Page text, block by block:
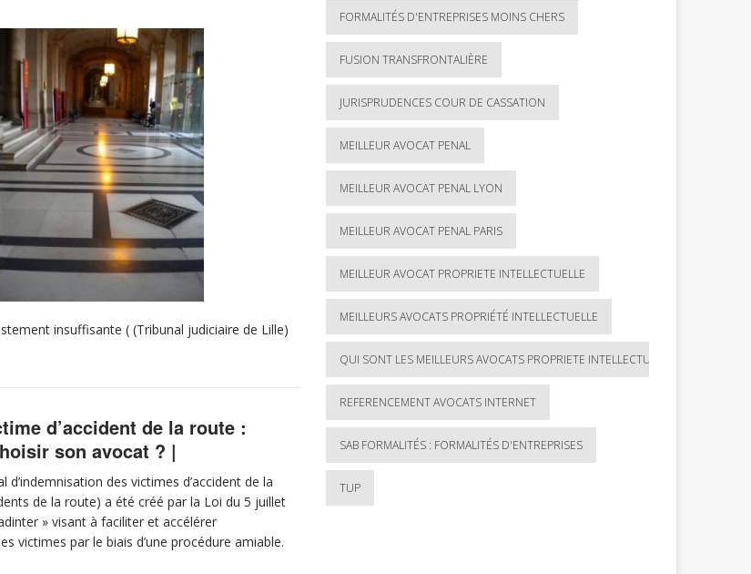
insuffisante ( (Tribunal judiciaire de Lille)
d’accident de la route :
son avocat ? |
d’indemnisation des victimes d’accident de la
de la route) a été créé par la Loi du 5 juillet
» visant à faciliter et accélérer
victimes par le biais d’une procédure amiable.
FORMALITÉS D'ENTREPRISES MOINS CHERS
FUSION TRANSFRONTALIÈRE
JURISPRUDENCES COUR DE CASSATION
MEILLEUR AVOCAT PENAL
MEILLEUR AVOCAT PENAL LYON
MEILLEUR AVOCAT PENAL PARIS
MEILLEUR AVOCAT PROPRIETE INTELLECTUELLE
MEILLEURS AVOCATS PROPRIÉTÉ INTELLECTUELLE
QUI SONT LES MEILLEURS AVOCATS PROPRIETE INTELLECTUELLE ?
REFERENCEMENT AVOCATS INTERNET
SAB FORMALITÉS : FORMALITÉS D'ENTREPRISES
TUP